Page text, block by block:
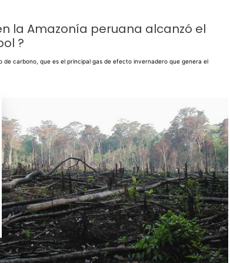
la Amazonía peruana alcanzó el
?
carbono, que es el principal gas de efecto invernadero que genera el